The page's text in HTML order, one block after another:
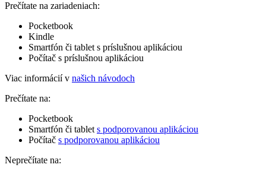
Prečítate na zariadeniach:
Pocketbook
Kindle
Smartfón či tablet s príslušnou aplikáciou
Počítač s príslušnou aplikáciou
Viac informácií v našich návodoch
Prečítate na:
Pocketbook
Smartfón či tablet s podporovanou aplikáciou
Počítač s podporovanou aplikáciou
Neprečítate na: